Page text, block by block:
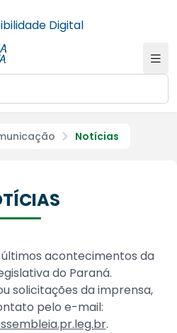
Digital
Notícias
acontecimentos da
do Paraná.
solicitações da imprensa,
pelo e-mail:
.